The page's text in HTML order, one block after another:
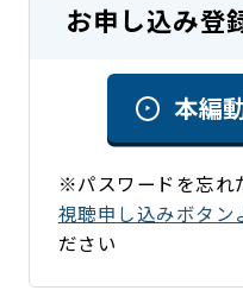
お申し込み登
本編
※パスワードを忘れ
視聴申し込みボタン
ださい